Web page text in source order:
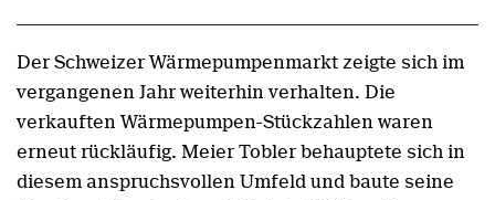
Der Schweizer Wärmepumpenmarkt zeigte sich im
vergangenen Jahr weiterhin verhalten. Die
verkauften Wärmepumpen-Stückzahlen waren
erneut rückläufig. Meier Tobler behauptete sich in
diesem anspruchsvollen Umfeld und baute seine